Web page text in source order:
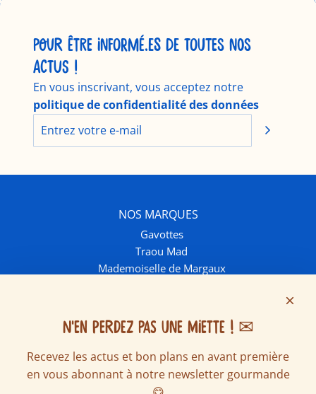
POUR ÊTRE INFORMÉ.ES DE TOUTES NOS
ACTUS !
En vous inscrivant, vous acceptez notre
politique de confidentialité des données
NOS MARQUES
Gavottes
Traou Mad
Mademoiselle de Margaux
Livraison et frais de port
Ventes écoles & associations
Nous rejoindre
SUIVEZ NOUS SUR LES RÉSEAUX
N'EN PERDEZ PAS UNE MIETTE ! ✉
Recevez les actus et bon plans en avant première
en vous abonnant à notre newsletter gourmande